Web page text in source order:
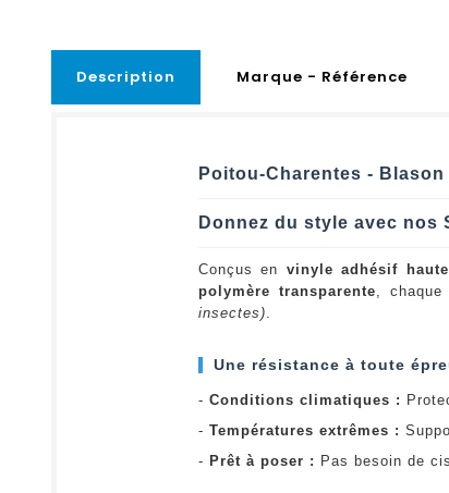
Description Marque - Référence
Poitou-Charentes -
Donnez du style avec
Conçus en vinyle adhésif
polymère transparente ,
insectes)
Une résistance à toute
- Conditions climatiques :
- Températures extrêmes :
- Prêt à poser : Pas besoin de